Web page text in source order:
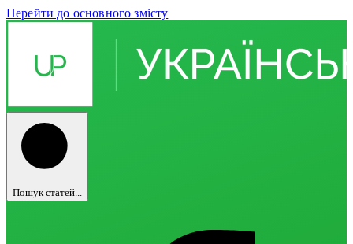
Перейти до основного змісту
Пошук статей...